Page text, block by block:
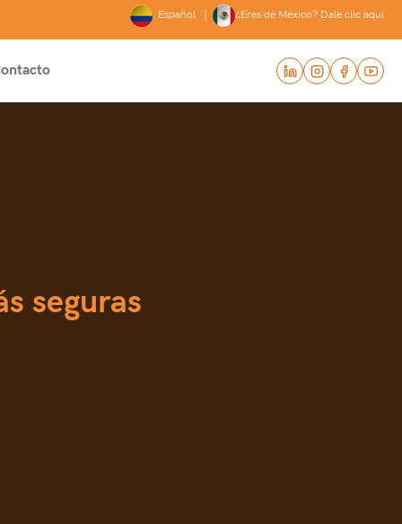
Español | ¿Eres de México? Dale clic aquí
seguras